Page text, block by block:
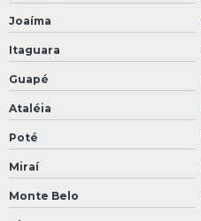
Joaíma
Itaguara
Guapé
Ataléia
Poté
Miraí
Monte Belo